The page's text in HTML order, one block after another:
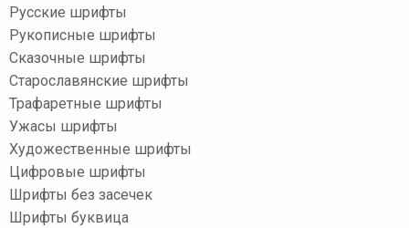
Русские шрифты
Рукописные шрифты
Сказочные шрифты
Старославянские шрифты
Трафаретные шрифты
Ужасы шрифты
Художественные шрифты
Цифровые шрифты
Шрифты без засечек
Шрифты буквица